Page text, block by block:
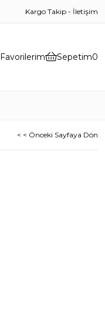
Kargo Takip - İletişim
Favorilerim Sepetim0
< < Önceki Sayfaya Dön